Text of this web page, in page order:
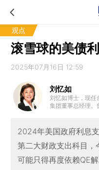
观点
滚雪球的美债
2025年07月16日 12:59
刘忆如
刘忆如博士，现任
集团董事总经理。
及日本大和总研全
系系主任暨研究所
大学；为台湾大学
2024年美国政府利息
第二大财政支出科目，
可能只得再度依赖QE